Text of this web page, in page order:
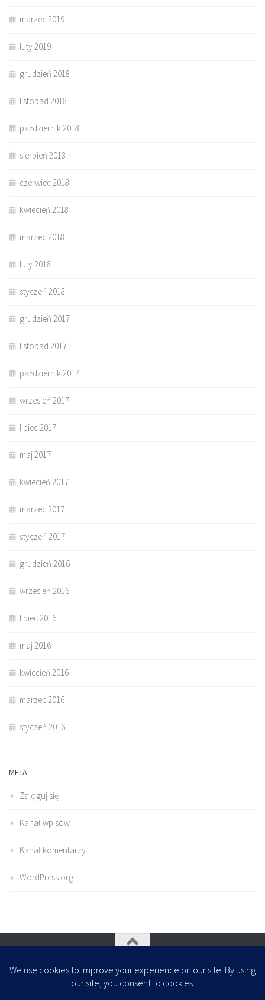
marzec 2019
luty 2019
grudzień 2018
listopad 2018
październik 2018
sierpień 2018
czerwiec 2018
kwiecień 2018
marzec 2018
luty 2018
styczeń 2018
grudzień 2017
listopad 2017
październik 2017
wrzesień 2017
lipiec 2017
maj 2017
kwiecień 2017
marzec 2017
styczeń 2017
grudzień 2016
wrzesień 2016
lipiec 2016
maj 2016
kwiecień 2016
marzec 2016
styczeń 2016
META
Zaloguj się
Kanał wpisów
Kanał komentarzy
WordPress.org